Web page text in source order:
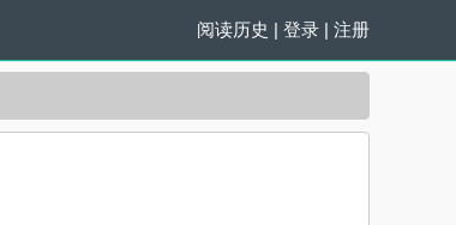
阅读历史 | 登录 | 注册